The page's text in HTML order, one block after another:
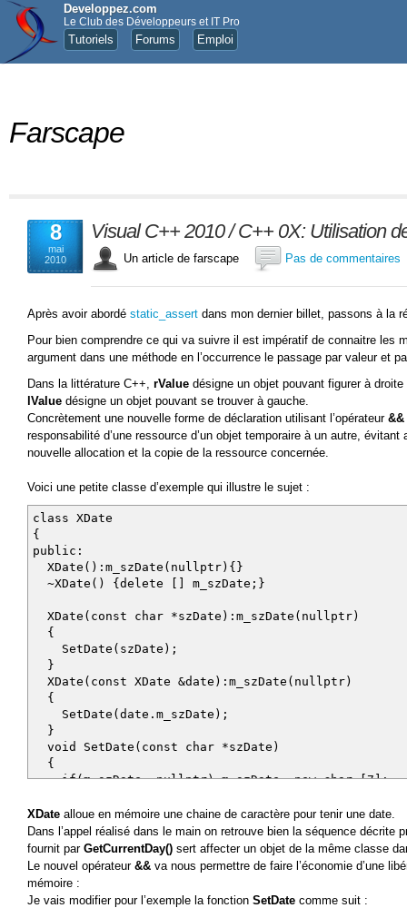
Developpez.com
Le Club des Développeurs et IT Pro
Tutoriels Forums Emploi
Farscape
8
mai
2010
Visual C++ 2010 / C++ 0X: Utilisation
Un article de farscape Pas de commentaires
Après avoir abordé static_assert dans mon dernier billet, passons à la
Pour bien comprendre ce qui va suivre il est impératif de connaitre les
argument dans une méthode en l’occurrence le passage par valeur et
Dans la littérature C++, rValue désigne un objet pouvant figurer à
lValue désigne un objet pouvant se trouver à gauche.
Concrètement une nouvelle forme de déclaration utilisant l’opérateur &&
responsabilité d’une ressource d’un objet temporaire à un autre,
nouvelle allocation et la copie de la ressource concernée.
Voici une petite classe d’exemple qui illustre le sujet :
class XDate
{
public:
XDate():m_szDate(nullptr){}
~XDate() {delete [] m_szDate;}
XDate(const char *szDate):m_szDate(nullptr)
{
SetDate(szDate);
}
XDate(const XDate &date):m_szDate(nullptr)
{
SetDate(date.m_szDate);
}
void SetDate(const char *szDate)
{
if(m_szDate==nullptr) m_szDate= new char [7];
}
const XDate& operator=(const XDate& Src)
{
if(&Src==this) return *this;
SetDate(Src.m_szDate);
return *this;
XDate alloue en mémoire une chaine de caractère pour tenir une date.
Dans l’appel réalisé dans le main on retrouve bien la séquence décrite
fournit par GetCurrentDay() sert affecter un objet de la même classe
Le nouvel opérateur && va nous permettre de faire l’économie d’une
mémoire :
Je vais modifier pour l’exemple la fonction SetDate comme suit :